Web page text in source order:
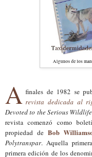
Algunos de los
A finales de 1982 se
revista dedicada al
Devoted to the Serious
revista comenzó como
propiedad deBob
Polytranspar. Aquella
primera edición de los